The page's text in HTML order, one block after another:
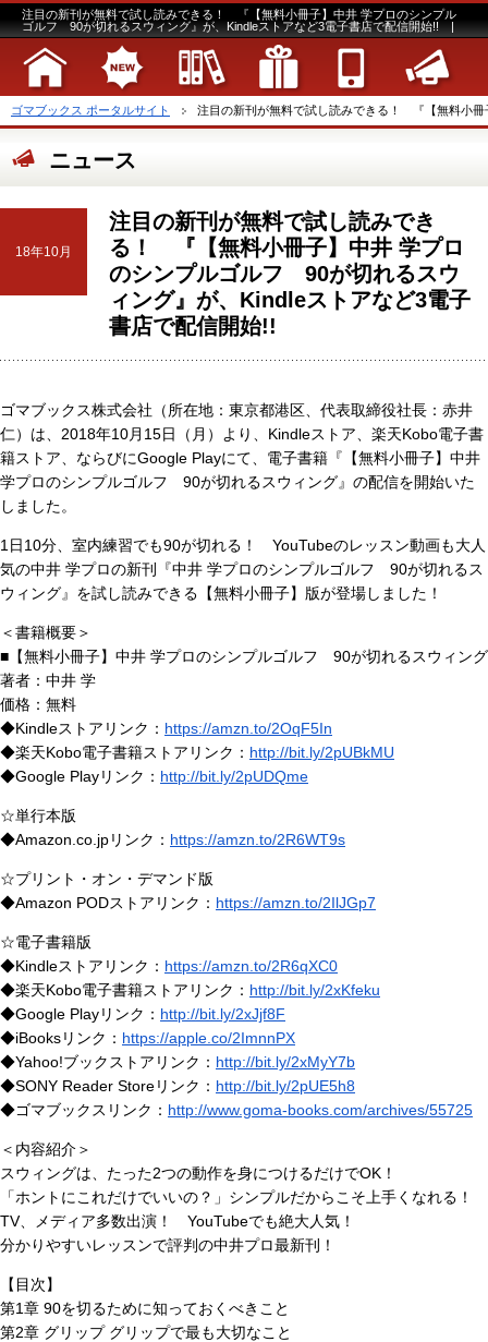
注目の新刊が無料で試し読みできる！ 『【無料小冊子】中井 学プロのシンプル
ゴルフ 90が切れるスウィング』が、Kindleストアなど3電子書店で配信開始!! |
ゴマブックス ポータルサイト 注目の新刊が無料で試し読みできる！ 『【無料小
ニュース
18年10月
注目の新刊が無料で試し読みでき
る！ 『【無料小冊子】中井 学プロ
のシンプルゴルフ 90が切れるスウ
ィング』が、Kindleストアなど3電子
書店で配信開始!!
ゴマブックス株式会社（所在地：東京都港区、代表取締役社長：赤井
仁）は、2018年10月15日（月）より、Kindleストア、楽天Kobo電子書
籍ストア、ならびにGoogle Playにて、電子書籍『【無料小冊子】中井
学プロのシンプルゴルフ 90が切れるスウィング』の配信を開始いた
しました。
1日10分、室内練習でも90が切れる！ YouTubeのレッスン動画も大人
気の中井 学プロの新刊『中井 学プロのシンプルゴルフ 90が切れるス
ウィング』を試し読みできる【無料小冊子】版が登場しました！
＜書籍概要＞
■【無料小冊子】中井 学プロのシンプルゴルフ 90が切れるスウィング
著者：中井 学
価格：無料
◆Kindleストアリンク： https://amzn.to/2OqF5In
◆楽天Kobo電子書籍ストアリンク： http://bit.ly/2pUBkMU
◆Google Playリンク： http://bit.ly/2pUDQme
☆単行本版
◆Amazon.co.jpリンク： https://amzn.to/2R6WT9s
☆プリント・オン・デマンド版
◆Amazon PODストアリンク： https://amzn.to/2IlJGp7
☆電子書籍版
◆Kindleストアリンク： https://amzn.to/2R6qXC0
◆楽天Kobo電子書籍ストアリンク： http://bit.ly/2xKfeku
◆Google Playリンク： http://bit.ly/2xJjf8F
◆iBooksリンク： https://apple.co/2ImnnPX
◆Yahoo!ブックストアリンク： http://bit.ly/2xMyY7b
◆SONY Reader Storeリンク： http://bit.ly/2pUE5h8
◆ゴマブックスリンク： http://www.goma-books.com/archives/55725
＜内容紹介＞
スウィングは、たった2つの動作を身につけるだけでOK！
「ホントにこれだけでいいの？」シンプルだからこそ上手くなれる！
TV、メディア多数出演！ YouTubeでも絶大人気！
分かりやすいレッスンで評判の中井プロ最新刊！
【目次】
第1章 90を切るために知っておくべきこと
第2章 グリップ グリップで最も大切なこと